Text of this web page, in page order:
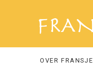
OVER FRANSJE